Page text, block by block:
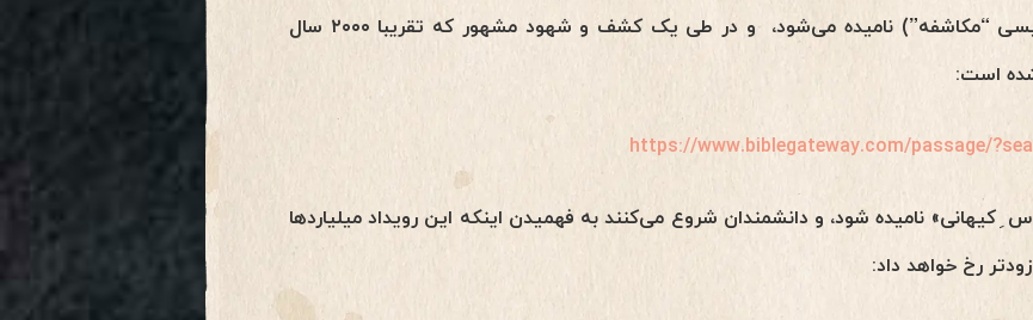
“مکاشفه”) نامیده می‌شود، و در طی یک
کشف و شهود مشهور که تقریبا ۲۰۰۰ سال
است:
https://www.biblegateway.com/passage/
نامیده شود، و دانشمندان شروع می‌کنند به فهمیدن اینکه این رویداد میلیاردها
رخ خواهد داد: